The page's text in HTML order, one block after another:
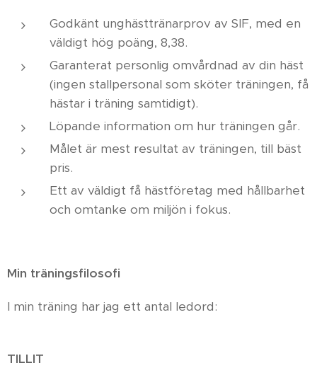
Godkänt unghästtränarprov av SIF, med en
väldigt hög poäng, 8,38.
Garanterat personlig omvårdnad av din häst
(ingen stallpersonal som sköter träningen, få
hästar i träning samtidigt).
Löpande information om hur träningen går.
Målet är mest resultat av träningen, till bäst
pris.
Ett av väldigt få hästföretag med hållbarhet
och omtanke om miljön i fokus.
Min träningsfilosofi
I min träning har jag ett antal ledord:
TILLIT